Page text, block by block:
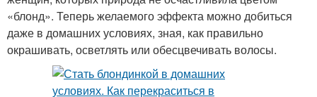
«блонд». Теперь желаемого эффекта можно добиться
даже в домашних условиях, зная, как правильно
окрашивать, осветлять или обесцвечивать волосы.